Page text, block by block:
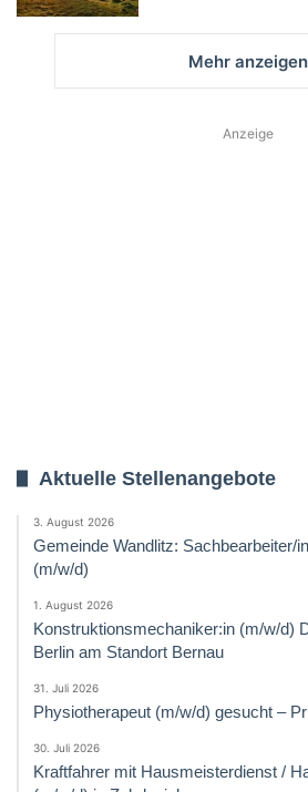
Mehr anzeigen
Anzeige
Aktuelle Stellenangebote
3. August 2026
Gemeinde Wandlitz: Sachbearbeiter/
(m/w/d)
1. August 2026
Konstruktionsmechaniker:in (m/w/d)
Berlin am Standort Bernau
31. Juli 2026
Physiotherapeut (m/w/d) gesucht –
30. Juli 2026
Kraftfahrer mit Hausmeisterdienst /